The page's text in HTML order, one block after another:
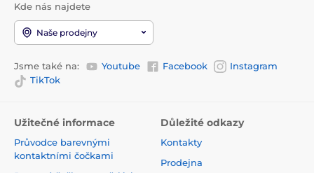
Kde nás najdete
Naše prodejny
Jsme také na: Youtube Facebook
Instagram
TikTok
Užitečné informace
Průvodce barevnými
kontaktními čočkami
Důležité odkazy
Kontakty
Prodejna